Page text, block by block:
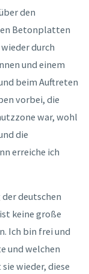
den
Betonplatten
durch
und einem
beim Auftreten
vorbei, die
war, wohl
die
erreiche ich
der deutschen
keine große
Ich bin frei und
und welchen
wieder, diese